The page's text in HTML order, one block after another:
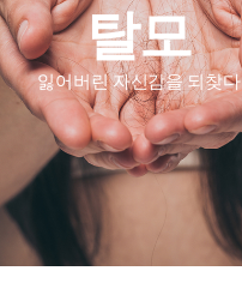
탈모
잃어버린 자신감을 되찾다